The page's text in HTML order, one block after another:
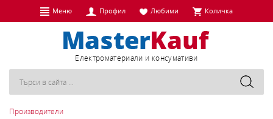
Меню Профил Любими Количка
Eлектроматериали и консумативи
Производители